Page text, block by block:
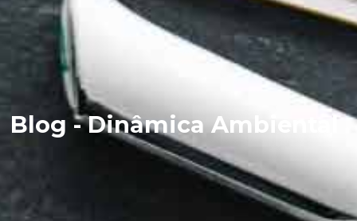
Blog - Dinâmica Ambiental